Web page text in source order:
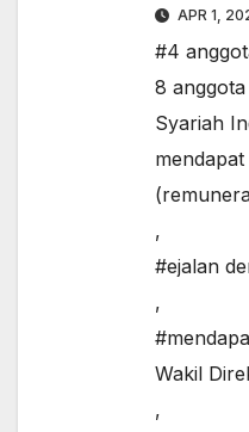
APR 1,
#4
8
Syariah
,
#ejalan
,
Wakil
,